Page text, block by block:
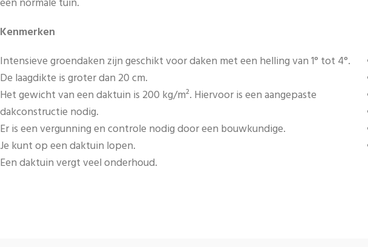
Kenmerken
Intensieve groendaken zijn geschikt voor daken met een helling van 1° tot 4°.
De laagdikte is groter dan 20 cm.
Het gewicht van een daktuin is 200 kg/m². Hiervoor is een aangepaste
dakconstructie nodig.
Er is een vergunning en controle nodig door een bouwkundige.
Je kunt op een daktuin lopen.
Een daktuin vergt veel onderhoud.